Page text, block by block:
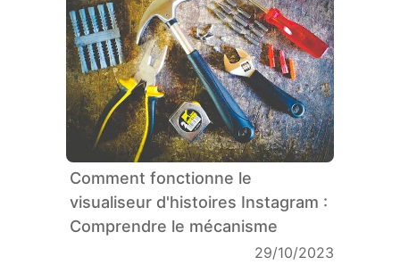
Comment fonctionne le
visualiseur d'histoires Instagram :
Comprendre le mécanisme
29/10/2023